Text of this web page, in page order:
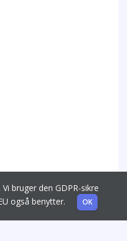
bruger den GDPR-sikre
også benytter.
OK